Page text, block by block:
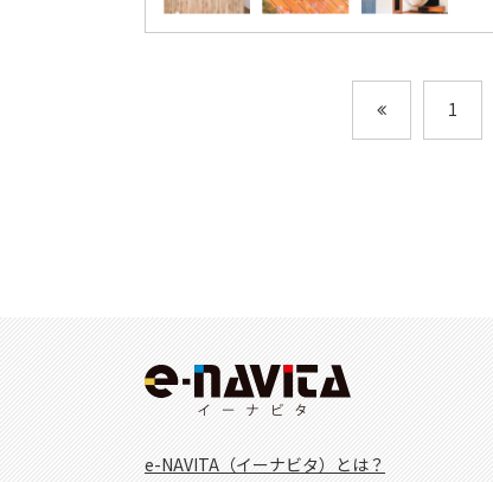
1
e-NAVITA（イーナビタ）とは？